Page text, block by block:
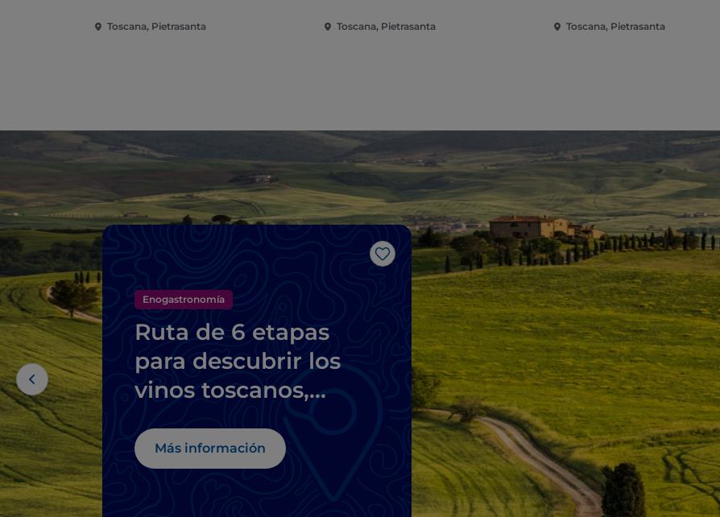
Toscana, Pietrasanta Toscana, Pietrasanta Toscana, Pietrasanta
Me gusta
Enogastronomía
Ruta de 6 etapas
para descubrir los
vinos toscanos,
Montalcino hasta el
Chianti
Más información